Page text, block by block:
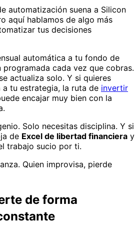
automatización suena a Silicon
aquí hablamos de algo más
tus decisiones
automática a tu fondo de
programada cada vez que cobras.
actualiza solo. Y si quieres
a tu estrategia, la ruta de invertir
encajar muy bien con la
Solo necesitas disciplina. Y si
de Excel de libertad financiera y
trabajo sucio por ti.
Quien improvisa, pierde
de forma